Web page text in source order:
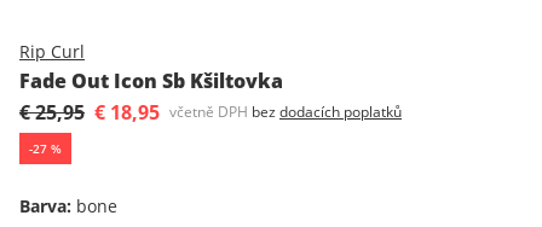
Rip Curl
Fade Out Icon Sb Kšiltovka
€ 25,95 € 18,95 včetně DPH bez dodacích poplatků
-27 %
Barva: bone